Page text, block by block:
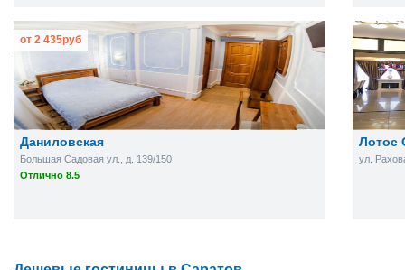
Даниловская
Большая Садовая ул., д. 139/150
Отлично 8.5
от 2 435руб
Лотос
ул.